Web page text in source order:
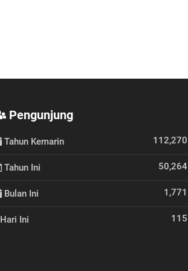
Pengunjung
Tahun Kemarin 112,270
Tahun Ini 50,264
Bulan Ini 1,771
Hari Ini 115